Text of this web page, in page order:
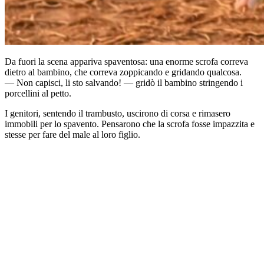
Da fuori la scena appariva spaventosa: una enorme scrofa correva
dietro al bambino, che correva zoppicando e gridando qualcosa.
— Non capisci, li sto salvando! — gridò il bambino stringendo i
porcellini al petto.
I genitori, sentendo il trambusto, uscirono di corsa e rimasero
immobili per lo spavento. Pensarono che la scrofa fosse impazzita e
stesse per fare del male al loro figlio.